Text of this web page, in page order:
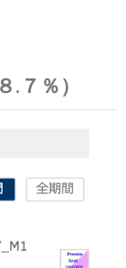
.７％）